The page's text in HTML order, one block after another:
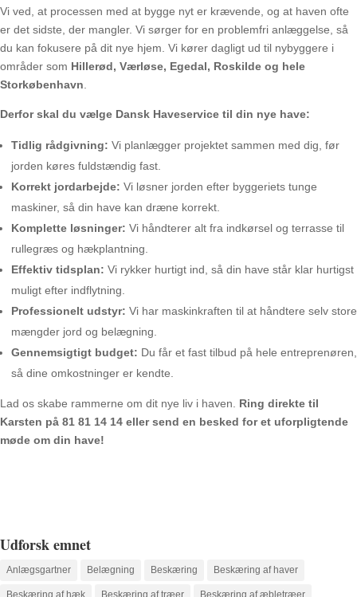
Vi ved, at processen med at bygge nyt er krævende, og at haven ofte
er det sidste, der mangler. Vi sørger for en problemfri anlæggelse, så
du kan fokusere på dit nye hjem. Vi kører dagligt ud til nybyggere i
områder som Hillerød, Værløse, Egedal, Roskilde og hele
Storkøbenhavn
Derfor skal du vælge Dansk Haveservice til din nye have:
Tidlig rådgivning: Vi planlægger projektet sammen med dig, før
jorden køres fuldstændig fast.
Korrekt jordarbejde: Vi løsner jorden efter byggeriets tunge
maskiner, så din have kan dræne korrekt.
Komplette løsninger: Vi håndterer alt fra indkørsel og terrasse til
rullegræs og hækplantning.
Effektiv tidsplan: Vi rykker hurtigt ind, så din have står klar hurtigst
muligt efter indflytning.
Professionelt udstyr: Vi har maskinkraften til at håndtere selv store
mængder jord og belægning.
Gennemsigtigt budget: Du får et fast tilbud på hele entreprenøren,
så dine omkostninger er kendte.
Lad os skabe rammerne om dit nye liv i haven. Ring direkte til
Karsten på 81 81 14 14 eller send en besked for et uforpligtende
møde om din have!
Udforsk emnet
Anlægsgartner Belægning Beskæring Beskæring af haver
Beskæring af hæk Beskæring af træer Beskæring af æbletræer